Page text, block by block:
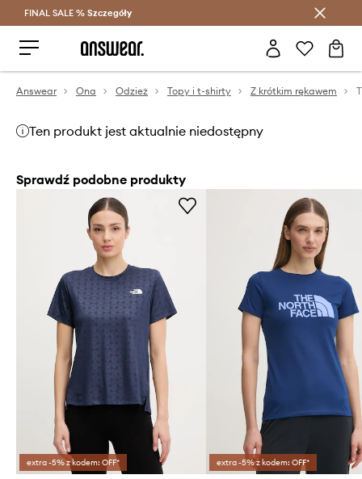
Oszczędzaj z Answear Club >
FINAL SALE % Szczegóły
Answear Ona Odzież Topy i t-shirty Z krótkim rękawem
Ten produkt jest aktualnie niedostępny
Sprawdź podobne produkty
extra -5% z kodem: OFF* extra -5% z kodem: OFF*